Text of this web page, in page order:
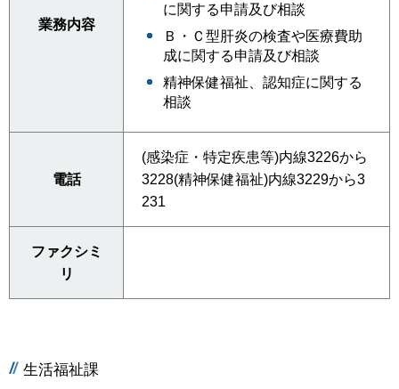
業務内容
に関する申請及び相談
Ｂ・Ｃ型肝炎の検査や医療費助
成に関する申請及び相談
精神保健福祉、認知症に関する
相談
電話
(感染症・特定疾患等)内線3226から
3228(精神保健福祉)内線3229から3
231
ファクシミ
リ
生活福祉課